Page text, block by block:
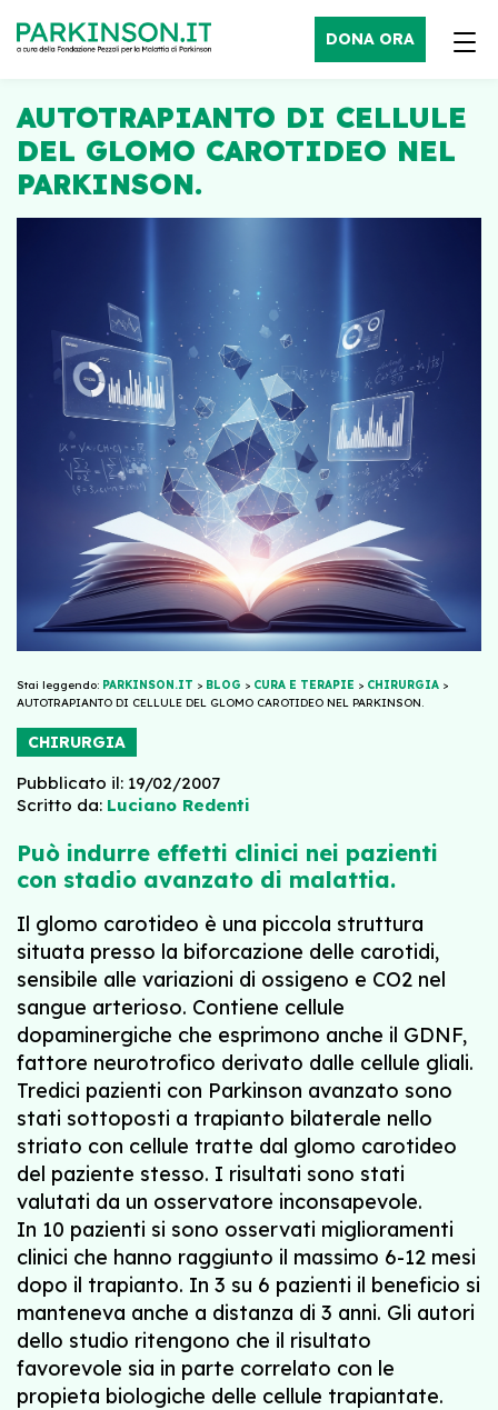
DONA ORA
AUTOTRAPIANTO DI CELLULE
DEL GLOMO CAROTIDEO NEL
PARKINSON.
Stai leggendo: PARKINSON.IT > BLOG > CURA E TERAPIE > CHIRURGIA >
AUTOTRAPIANTO DI CELLULE DEL GLOMO CAROTIDEO NEL PARKINSON.
CHIRURGIA
Pubblicato il: 19/02/2007
Scritto da: Luciano Redenti
Può indurre effetti clinici nei pazienti
con stadio avanzato di malattia.
Il glomo carotideo è una piccola struttura
situata presso la biforcazione delle carotidi,
sensibile alle variazioni di ossigeno e CO2 nel
sangue arterioso. Contiene cellule
dopaminergiche che esprimono anche il GDNF,
fattore neurotrofico derivato dalle cellule gliali.
Tredici pazienti con Parkinson avanzato sono
stati sottoposti a trapianto bilaterale nello
striato con cellule tratte dal glomo carotideo
del paziente stesso. I risultati sono stati
valutati da un osservatore inconsapevole.
In 10 pazienti si sono osservati miglioramenti
clinici che hanno raggiunto il massimo 6-12 mesi
dopo il trapianto. In 3 su 6 pazienti il beneficio si
manteneva anche a distanza di 3 anni. Gli autori
dello studio ritengono che il risultato
favorevole sia in parte correlato con le
propieta biologiche delle cellule trapiantate.